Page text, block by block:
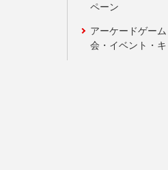
ペーン
アーケードゲー
会・イベント・